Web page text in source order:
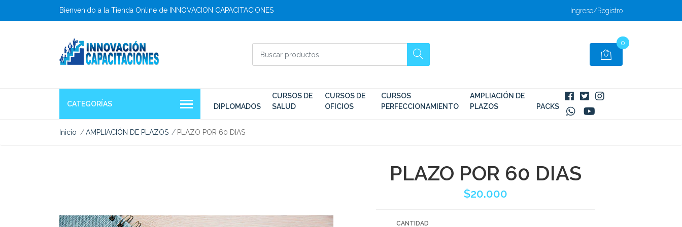
Bienvenido a la Tienda Online de INNOVACION CAPACITACIONES Ingreso/Registro
0
CATEGORÍAS DIPLOMADOS
CURSOS DE
SALUD
CURSOS DE
OFICIOS
CURSOS
PERFECCIONAMIENTO
AMPLIACIÓN DE
PLAZOS
PACKS
Inicio AMPLIACIÓN DE PLAZOS PLAZO POR 60 DIAS
PLAZO POR 60 DIAS
$20.000
CANTIDAD